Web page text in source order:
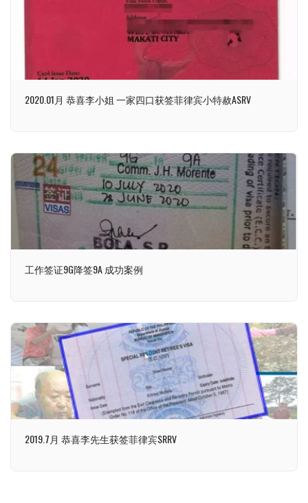
2020.01月 恭喜李小姐 一家四口获签菲律宾小特赦ASRV
工作签证9G降签9A 成功案例
2019.7月 恭喜李先生获签菲律宾SRRV